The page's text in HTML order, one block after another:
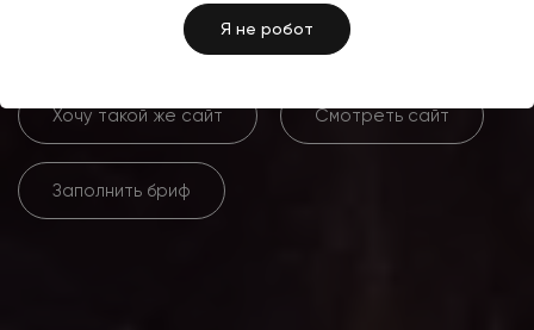
Я не робот
Хочу такой же сайт Смотреть сайт
Заполнить бриф